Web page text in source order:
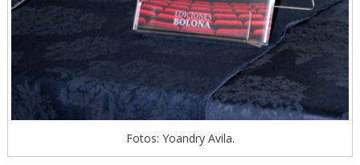
Fotos: Yoandry Avila.